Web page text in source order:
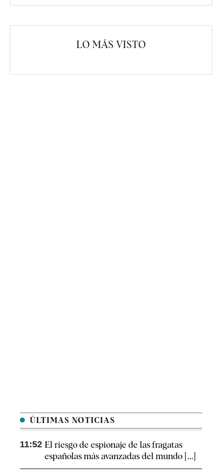
LO MÁS VISTO
ÚLTIMAS NOTICIAS
11:52 El riesgo de espionaje de las fragatas
españolas más avanzadas del mundo [...]